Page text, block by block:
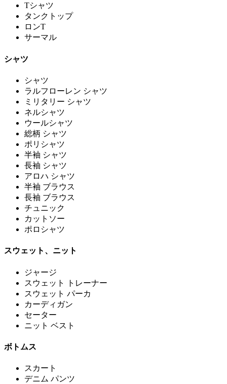
Tシャツ
タンクトップ
ロンT
サーマル
シャツ
シャツ
ラルフローレン シャツ
ミリタリー シャツ
ネルシャツ
ウールシャツ
総柄 シャツ
ポリシャツ
半袖 シャツ
長袖 シャツ
アロハ シャツ
半袖 ブラウス
長袖 ブラウス
チュニック
カットソー
ポロシャツ
スウェット、ニット
ジャージ
スウェット トレーナー
スウェット パーカ
カーディガン
セーター
ニット ベスト
ボトムス
スカート
デニム パンツ